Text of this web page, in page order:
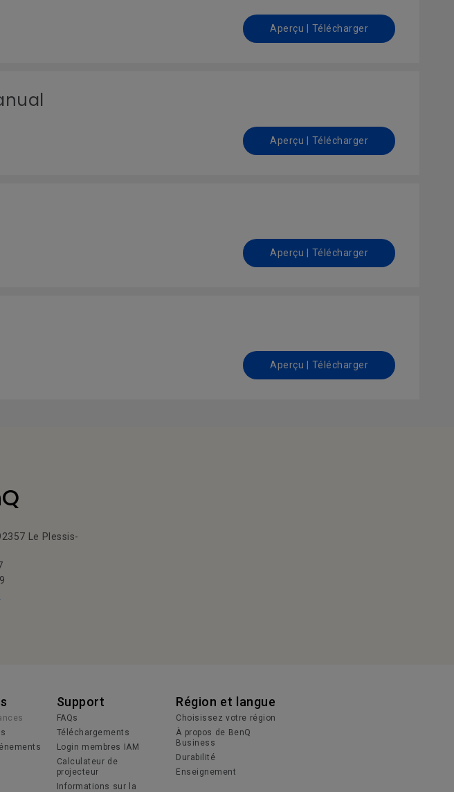
Aperçu | Télécharger
Aperçu | Télécharger
Aperçu | Télécharger
Aperçu | Télécharger
Le Plessis-
Support
FAQs
Téléchargements
Login membres IAM
Calculateur de
projecteur
Informations sur la
Région et langue
Choisissez votre région
À propos de BenQ
Business
Durabilité
Enseignement